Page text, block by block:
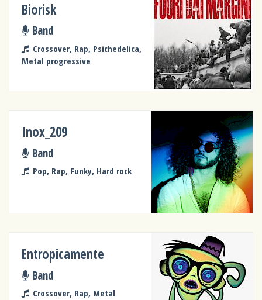
Biorisk
Band
Crossover, Rap, Psichedelica,
Metal progressive
Inox_209
Band
Pop, Rap, Funky, Hard rock
Entropicamente
Band
Crossover, Rap, Metal